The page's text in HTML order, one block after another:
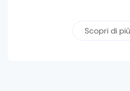
Scopri di più